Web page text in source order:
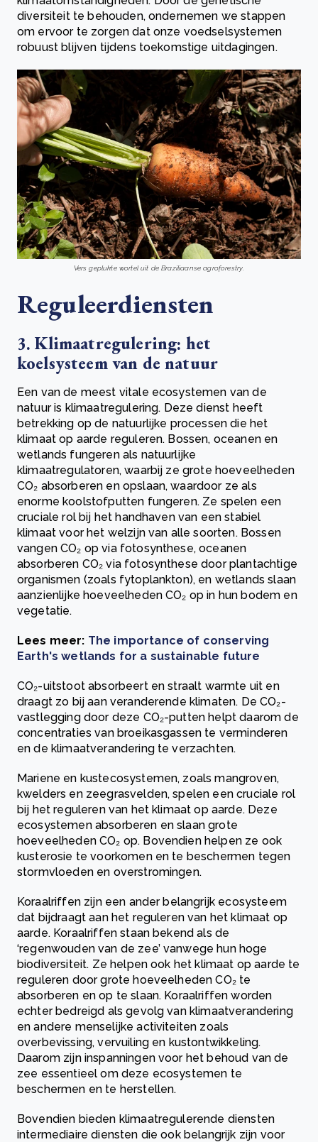
diversiteit te behouden, ondernemen we stappen
om ervoor te zorgen dat onze voedselsystemen
robuust blijven tijdens toekomstige uitdagingen.
Vers geplukte wortel uit de Braziliaanse agroforestry.
Reguleerdiensten
3. Klimaatregulering: het
koelsysteem van de natuur
Een van de meest vitale ecosystemen van de
natuur is klimaatregulering. Deze dienst heeft
betrekking op de natuurlijke processen die het
klimaat op aarde reguleren. Bossen, oceanen en
wetlands fungeren als natuurlijke
klimaatregulatoren, waarbij ze grote hoeveelheden
CO₂ absorberen en opslaan, waardoor ze als
enorme koolstofputten fungeren. Ze spelen een
cruciale rol bij het handhaven van een stabiel
klimaat voor het welzijn van alle soorten. Bossen
vangen CO₂ op via fotosynthese, oceanen
absorberen CO₂ via fotosynthese door plantachtige
organismen (zoals fytoplankton), en wetlands slaan
aanzienlijke hoeveelheden CO₂ op in hun bodem en
vegetatie.
Lees meer: The importance of conserving
Earth's wetlands for a sustainable future
CO₂-uitstoot absorbeert en straalt warmte uit en
draagt zo bij aan veranderende klimaten. De CO₂-
vastlegging door deze CO₂-putten helpt daarom de
concentraties van broeikasgassen te verminderen
en de klimaatverandering te verzachten.
Mariene en kustecosystemen, zoals mangroven,
kwelders en zeegrasvelden, spelen een cruciale rol
bij het reguleren van het klimaat op aarde. Deze
ecosystemen absorberen en slaan grote
hoeveelheden CO₂ op. Bovendien helpen ze ook
kusterosie te voorkomen en te beschermen tegen
stormvloeden en overstromingen.
Koraalriffen zijn een ander belangrijk ecosysteem
dat bijdraagt aan het reguleren van het klimaat op
aarde. Koraalriffen staan bekend als de
‘regenwouden van de zee’ vanwege hun hoge
biodiversiteit. Ze helpen ook het klimaat op aarde te
reguleren door grote hoeveelheden CO₂ te
absorberen en op te slaan. Koraalriffen worden
echter bedreigd als gevolg van klimaatverandering
en andere menselijke activiteiten zoals
overbevissing, vervuiling en kustontwikkeling.
Daarom zijn inspanningen voor het behoud van de
zee essentieel om deze ecosystemen te
beschermen en te herstellen.
Bovendien bieden klimaatregulerende diensten
intermediaire diensten die ook belangrijk zijn voor